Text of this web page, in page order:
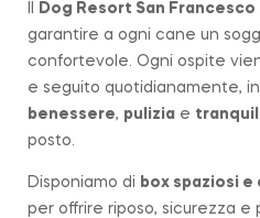
Dog Resort San Francesco
garantire a ogni cane un
confortevole. Ogni ospite
e seguito quotidianamente,
benessere, pulizia e
posto.
Disponiamo di box spaziosi
per offrire riposo, sicurezza e